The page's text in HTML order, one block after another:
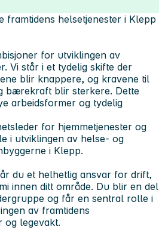
helsetjenester i Klepp
for utviklingen av
Vi står i et tydelig skifte der
blir knappere, og kravene til
bærekraft blir sterkere. Dette
arbeidsformer og tydelig
for hjemmetjenester og
i utviklingen av helse- og
i Klepp.
du et helhetlig ansvar for drift,
innen ditt område. Du blir en del
og får en sentral rolle i
av framtidens
og legevakt.